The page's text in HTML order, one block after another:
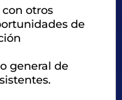
otros
de
general de